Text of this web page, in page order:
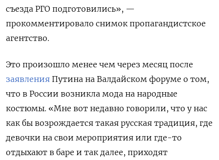
съезда РГО подготовились», —
прокомментировало снимок пропагандистское
агентство.
Это произошло менее чем через месяц после
заявления Путина на Валдайском форуме о том,
что в России возникла мода на народные
костюмы. «Мне вот недавно говорили, что у нас
как бы возрождается такая русская традиция, где
девочки на свои мероприятия или где-то
отдыхают в баре и так далее, приходят